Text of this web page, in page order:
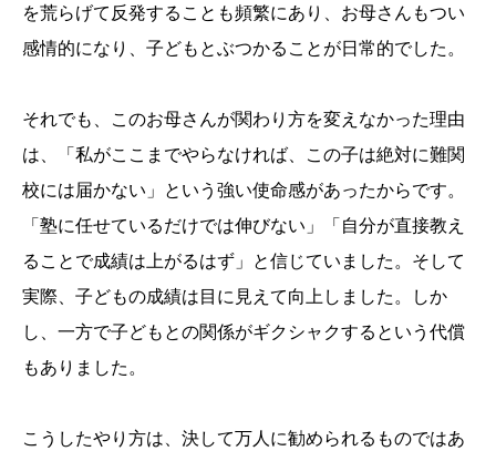
を荒らげて反発することも頻繁にあり、お母さんもつい
感情的になり、子どもとぶつかることが日常的でした。
それでも、このお母さんが関わり方を変えなかった理由
は、「私がここまでやらなければ、この子は絶対に難関
校には届かない」という強い使命感があったからです。
「塾に任せているだけでは伸びない」「自分が直接教え
ることで成績は上がるはず」と信じていました。そして
実際、子どもの成績は目に見えて向上しました。しか
し、一方で子どもとの関係がギクシャクするという代償
もありました。
こうしたやり方は、決して万人に勧められるものではあ